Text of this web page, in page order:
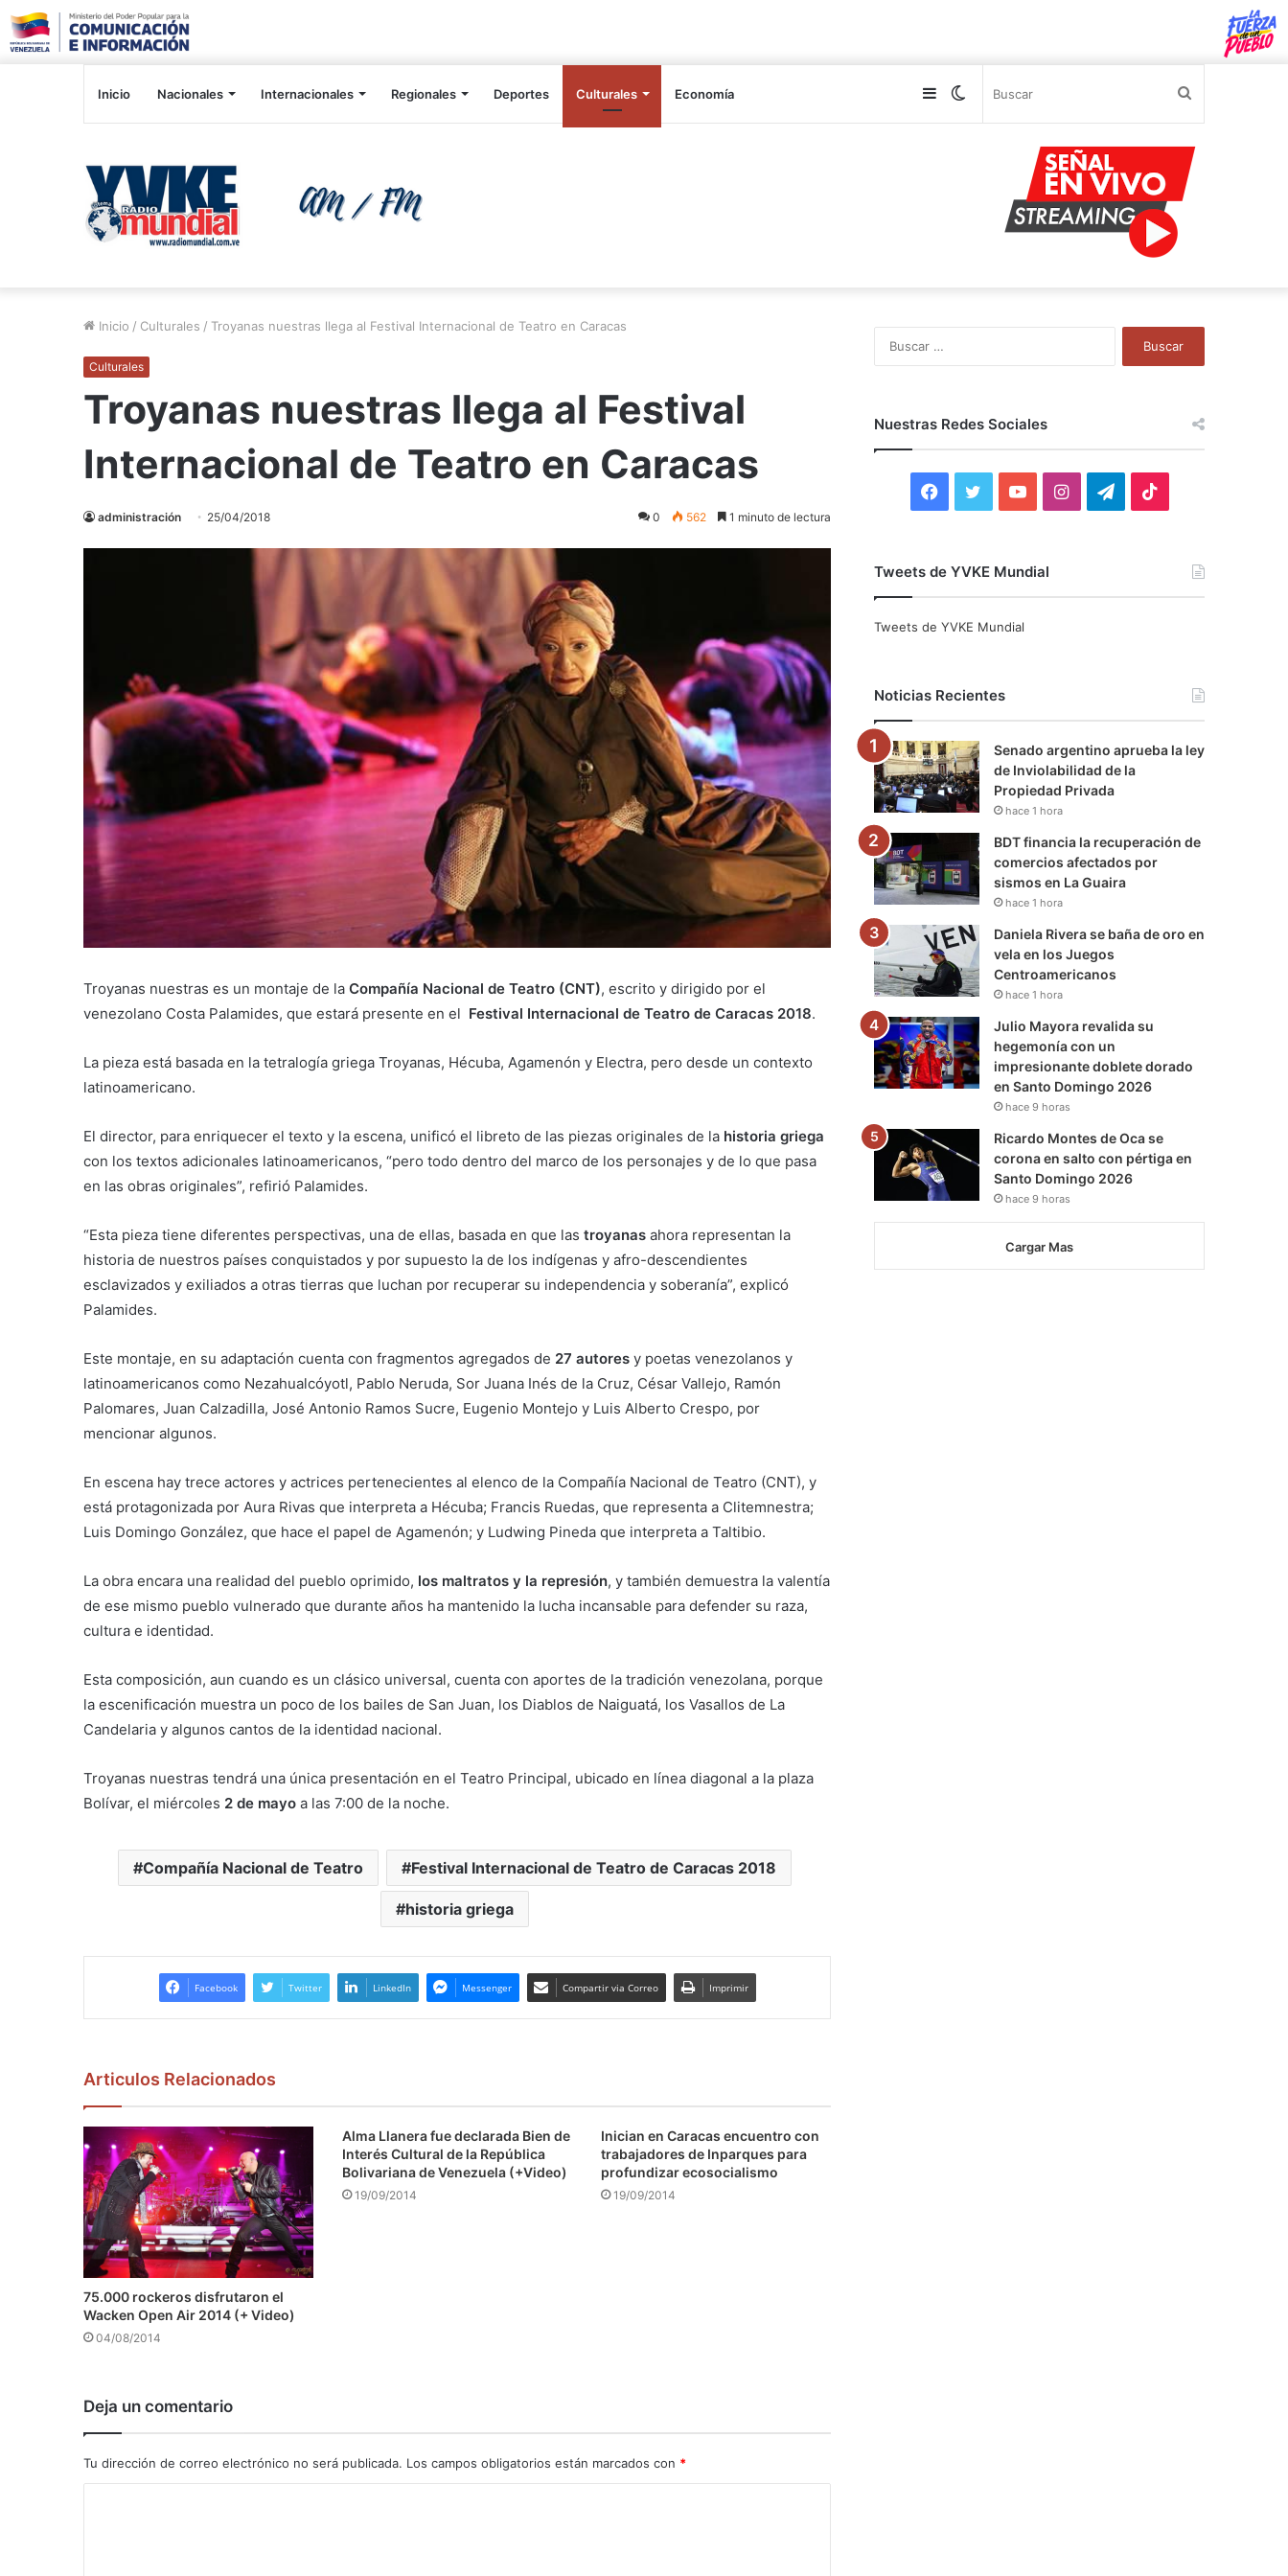
Inicio Nacionales Internacionales Regionales Deportes Culturales Economía Switch
Sidebar
Inicio / Culturales / Troyanas nuestras llega al Festival Internacional de Teatro en Caracas
Culturales
Troyanas nuestras llega al Festival
Internacional de Teatro en Caracas
administración 25/04/2018 0 562 1 minuto de lectura
Troyanas nuestras es un montaje de la Compañía Nacional de Teatro (CNT), escrito y dirigido por el
venezolano Costa Palamides, que estará presente en el Festival Internacional de Teatro de Caracas 2018.
La pieza está basada en la tetralogía griega Troyanas, Hécuba, Agamenón y Electra, pero desde un contexto
latinoamericano.
El director, para enriquecer el texto y la escena, unificó el libreto de las piezas originales de la historia griega
con los textos adicionales latinoamericanos, “pero todo dentro del marco de los personajes y de lo que pasa
en las obras originales”, refirió Palamides.
“Esta pieza tiene diferentes perspectivas, una de ellas, basada en que las troyanas ahora representan la
historia de nuestros países conquistados y por supuesto la de los indígenas y afro-descendientes
esclavizados y exiliados a otras tierras que luchan por recuperar su independencia y soberanía”, explicó
Palamides.
Este montaje, en su adaptación cuenta con fragmentos agregados de 27 autores y poetas venezolanos y
latinoamericanos como Nezahualcóyotl, Pablo Neruda, Sor Juana Inés de la Cruz, César Vallejo, Ramón
Palomares, Juan Calzadilla, José Antonio Ramos Sucre, Eugenio Montejo y Luis Alberto Crespo, por
mencionar algunos.
En escena hay trece actores y actrices pertenecientes al elenco de la Compañía Nacional de Teatro (CNT), y
está protagonizada por Aura Rivas que interpreta a Hécuba; Francis Ruedas, que representa a Clitemnestra;
Luis Domingo González, que hace el papel de Agamenón; y Ludwing Pineda que interpreta a Taltibio.
La obra encara una realidad del pueblo oprimido, los maltratos y la represión, y también demuestra la valentía
de ese mismo pueblo vulnerado que durante años ha mantenido la lucha incansable para defender su raza,
cultura e identidad.
Esta composición, aun cuando es un clásico universal, cuenta con aportes de la tradición venezolana, porque
la escenificación muestra un poco de los bailes de San Juan, los Diablos de Naiguatá, los Vasallos de La
Candelaria y algunos cantos de la identidad nacional.
Troyanas nuestras tendrá una única presentación en el Teatro Principal, ubicado en línea diagonal a la plaza
Bolívar, el miércoles 2 de mayo a las 7:00 de la noche.
Compañía Nacional de Teatro Festival Internacional de Teatro de Caracas 2018
historia griega
Facebook Twitter LinkedIn Messenger Compartir via Correo Imprimir
Articulos Relacionados
75.000 rockeros disfrutaron el
Wacken Open Air 2014 (+ Video)
04/08/2014
Alma Llanera fue declarada Bien de
Interés Cultural de la República
Bolivariana de Venezuela (+Video)
19/09/2014
Inician en Caracas encuentro con
trabajadores de Inparques para
profundizar ecosocialismo
19/09/2014
Deja un comentario
Tu dirección de correo electrónico no será publicada. Los campos obligatorios están marcados con *
Nuestras Redes Sociales
F
c
o
k
i
r
Y
u
e
I
r
a
m
T
a
m
Tweets de YVKE Mundial
Tweets de YVKE Mundial
Noticias Recientes
Senado argentino aprueba la ley
de Inviolabilidad de la
Propiedad Privada
hace 1 hora
BDT financia la recuperación de
comercios afectados por
sismos en La Guaira
hace 1 hora
Daniela Rivera se baña de oro en
vela en los Juegos
Centroamericanos
hace 1 hora
Julio Mayora revalida su
hegemonía con un
impresionante doblete dorado
en Santo Domingo 2026
hace 9 horas
Ricardo Montes de Oca se
corona en salto con pértiga en
Santo Domingo 2026
hace 9 horas
Cargar Mas